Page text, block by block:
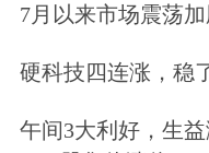
7月以来市场震荡
硬科技四连涨，稳
午间3大利好，生